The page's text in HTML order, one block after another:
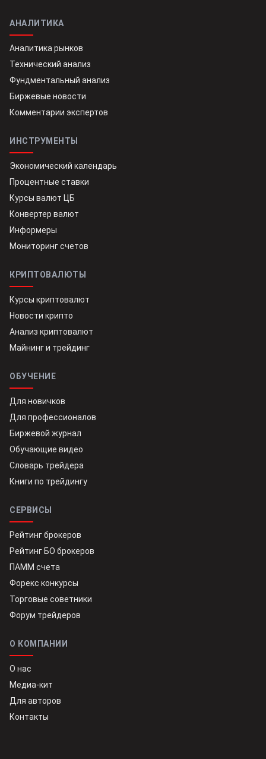
АНАЛИТИКА
Аналитика рынков
Технический анализ
Фундментальный анализ
Биржевые новости
Комментарии экспертов
ИНСТРУМЕНТЫ
Экономический календарь
Процентные ставки
Курсы валют ЦБ
Конвертер валют
Информеры
Мониторинг счетов
КРИПТОВАЛЮТЫ
Курсы криптовалют
Новости крипто
Анализ криптовалют
Майнинг и трейдинг
ОБУЧЕНИЕ
Для новичков
Для профессионалов
Биржевой журнал
Обучающие видео
Словарь трейдера
Книги по трейдингу
СЕРВИСЫ
Рейтинг брокеров
Рейтинг БО брокеров
ПАММ счета
Форекс конкурсы
Торговые советники
Форум трейдеров
О КОМПАНИИ
О нас
Медиа-кит
Для авторов
Контакты